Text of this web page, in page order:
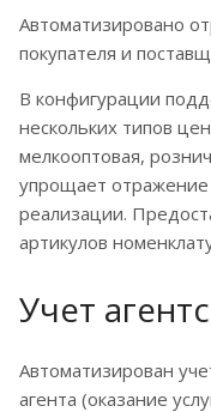
Автоматизировано
покупателя и
В конфигурации
нескольких типов
мелкооптовая,
упрощает отражение
реализации.
артикулов
Учет
Автоматизирован
агента (оказание